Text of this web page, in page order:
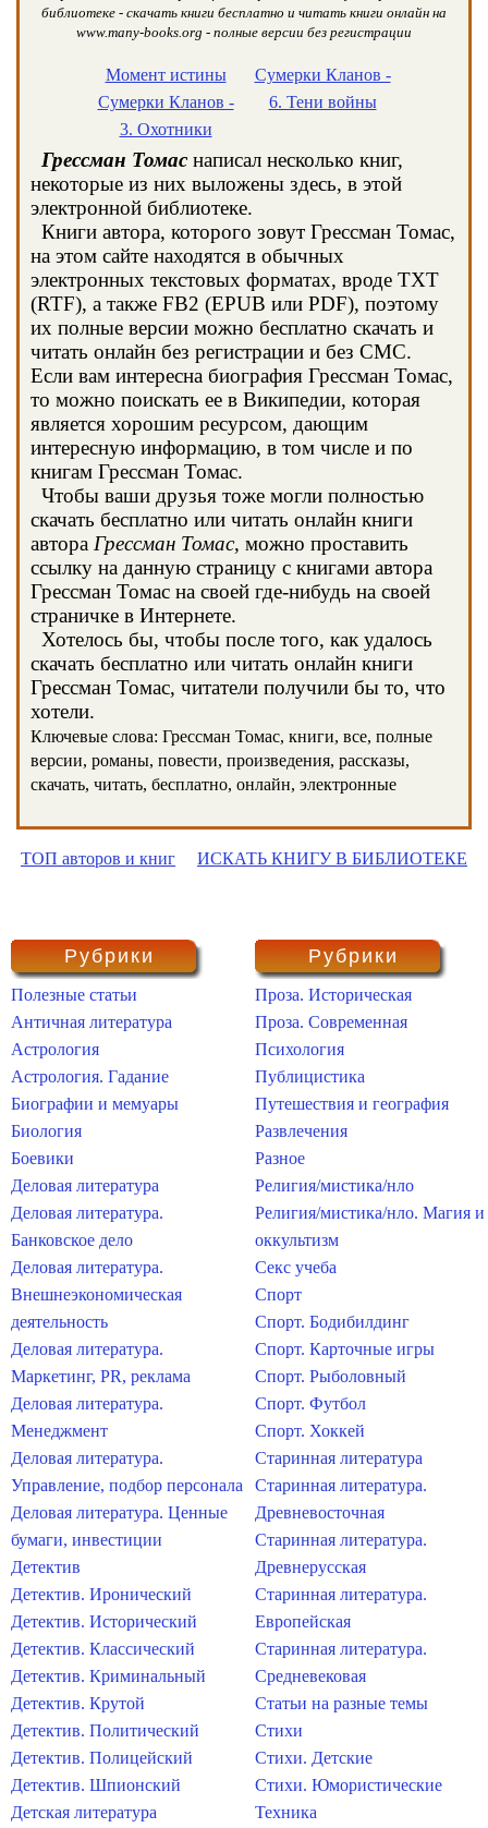
библиотеке - скачать книги бесплатно и читать книги онлайн на
www.many-books.org - полные версии без регистрации
Момент истины
Сумерки Кланов -
3. Охотники
Сумерки Кланов -
6. Тени войны
Грессман Томас написал несколько книг,
некоторые из них выложены здесь, в этой
электронной библиотеке.
Книги автора, которого зовут Грессман Томас,
на этом сайте находятся в обычных
электронных текстовых форматах, вроде TXT
(RTF), а также FB2 (EPUB или PDF), поэтому
их полные версии можно бесплатно скачать и
читать онлайн без регистрации и без СМС.
Если вам интересна биография Грессман Томас,
то можно поискать ее в Википедии, которая
является хорошим ресурсом, дающим
интересную информацию, в том числе и по
книгам Грессман Томас.
Чтобы ваши друзья тоже могли полностью
скачать бесплатно или читать онлайн книги
автора Грессман Томас, можно проставить
ссылку на данную страницу с книгами автора
Грессман Томас на своей где-нибудь на своей
страничке в Интернете.
Хотелось бы, чтобы после того, как удалось
скачать бесплатно или читать онлайн книги
Грессман Томас, читатели получили бы то, что
хотели.
Ключевые слова: Грессман Томас, книги, все, полные
версии, романы, повести, произведения, рассказы,
скачать, читать, бесплатно, онлайн, электронные
ТОП авторов и книг ИСКАТЬ КНИГУ В БИБЛИОТЕКЕ
Рубрики
Полезные статьи
Античная литература
Астрология
Астрология. Гадание
Биографии и мемуары
Биология
Боевики
Деловая литература
Деловая литература.
Банковское дело
Деловая литература.
Внешнеэкономическая
деятельность
Деловая литература.
Маркетинг, PR, реклама
Деловая литература.
Менеджмент
Деловая литература.
Управление, подбор персонала
Деловая литература. Ценные
бумаги, инвестиции
Детектив
Детектив. Иронический
Детектив. Исторический
Детектив. Классический
Детектив. Криминальный
Детектив. Крутой
Детектив. Политический
Детектив. Полицейский
Детектив. Шпионский
Детская литература
Рубрики
Проза. Историческая
Проза. Современная
Психология
Публицистика
Путешествия и география
Развлечения
Разное
Религия/мистика/нло
Религия/мистика/нло. Магия и
оккультизм
Секс учеба
Спорт
Спорт. Бодибилдинг
Спорт. Карточные игры
Спорт. Рыболовный
Спорт. Футбол
Спорт. Хоккей
Старинная литература
Старинная литература.
Древневосточная
Старинная литература.
Древнерусская
Старинная литература.
Европейская
Старинная литература.
Средневековая
Статьи на разные темы
Стихи
Стихи. Детские
Стихи. Юмористические
Техника